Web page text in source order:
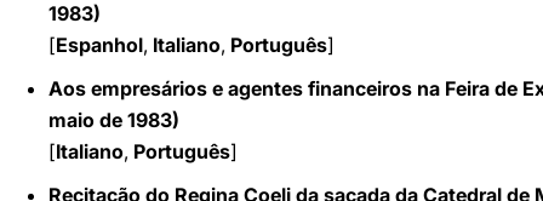
1983)
[Espanhol, Italiano, Português]
Aos empresários e agentes financeiros na Feira de
maio de 1983)
[Italiano, Português]
Recitação do Regina Coeli da sacada da Catedral de